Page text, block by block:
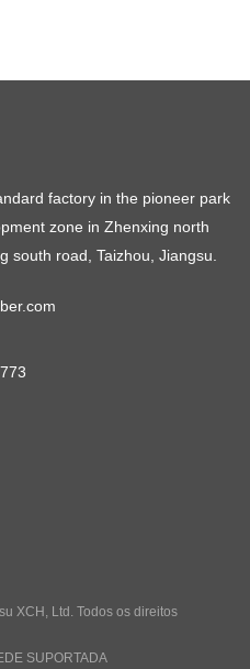
factory in the pioneer park
zone in Zhenxing north
south road, Taizhou, Jiangsu.
XCH, Ltd. Todos os direitos
SUPORTADA